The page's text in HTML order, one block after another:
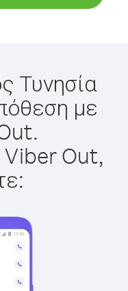
Τυνησία
με
Out,